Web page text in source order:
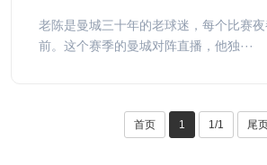
老陈是曼城三十年的老球迷，每个比赛
前。这个赛季的曼城对阵直播，他独···
首页 1 1/1 尾